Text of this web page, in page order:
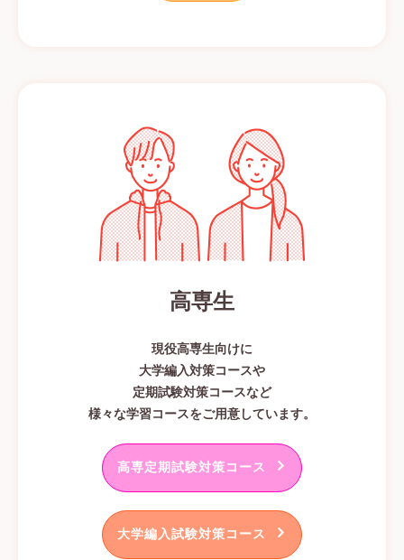
高専生
現役高専生向けに
大学編入対策コースや
定期試験対策コースなど
様々な学習コースをご用意しています。
高専定期試験対策コース
大学編入試験対策コース